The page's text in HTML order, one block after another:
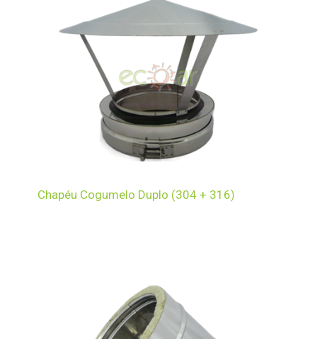
Chapéu Cogumelo Duplo (304 + 316)